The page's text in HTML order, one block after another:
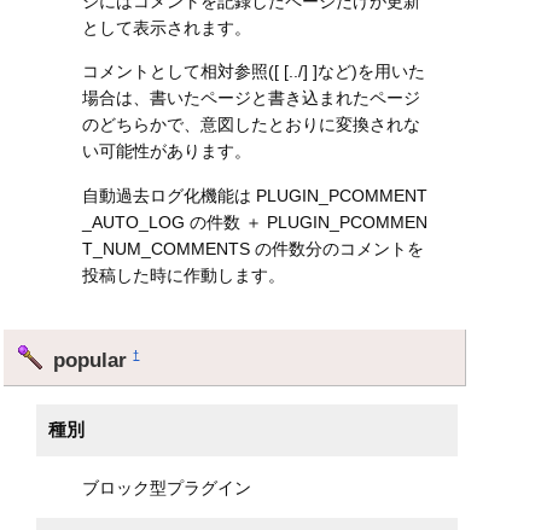
として表示されます。
コメントとして相対参照([ [../] ]など)を用いた
場合は、書いたページと書き込まれたページ
のどちらかで、意図したとおりに変換されな
い可能性があります。
自動過去ログ化機能は PLUGIN_PCOMMENT
_AUTO_LOG の件数 ＋ PLUGIN_PCOMMEN
T_NUM_COMMENTS の件数分のコメントを
投稿した時に作動します。
popular†
種別
ブロック型プラグイン